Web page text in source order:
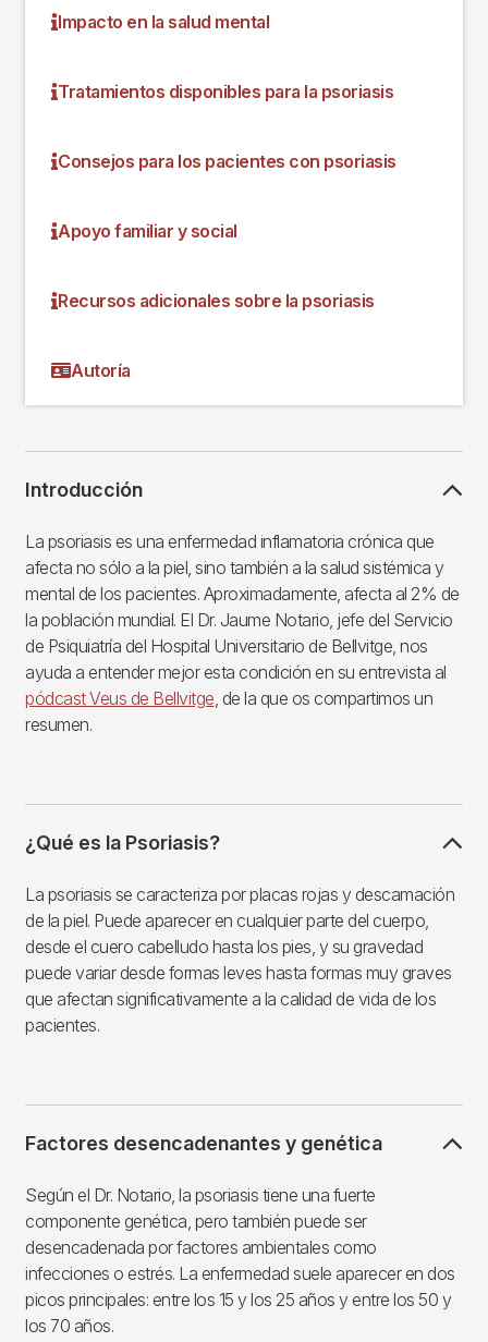
Impacto en la salud mental
Tratamientos disponibles para la psoriasis
Consejos para los pacientes con psoriasis
Apoyo familiar y social
Recursos adicionales sobre la psoriasis
Autoría
Introducción
La psoriasis es una enfermedad inflamatoria crónica que
afecta no sólo a la piel, sino también a la salud sistémica y
mental de los pacientes. Aproximadamente, afecta al 2% de
la población mundial. El Dr. Jaume Notario, jefe del Servicio
de Psiquiatría del Hospital Universitario de Bellvitge, nos
ayuda a entender mejor esta condición en su entrevista al
pódcast Veus de Bellvitge, de la que os compartimos un
resumen.
¿Qué es la Psoriasis?
La psoriasis se caracteriza por placas rojas y descamación
de la piel. Puede aparecer en cualquier parte del cuerpo,
desde el cuero cabelludo hasta los pies, y su gravedad
puede variar desde formas leves hasta formas muy graves
que afectan significativamente a la calidad de vida de los
pacientes.
Factores desencadenantes y genética
Según el Dr. Notario, la psoriasis tiene una fuerte
componente genética, pero también puede ser
desencadenada por factores ambientales como
infecciones o estrés. La enfermedad suele aparecer en dos
picos principales: entre los 15 y los 25 años y entre los 50 y
los 70 años.